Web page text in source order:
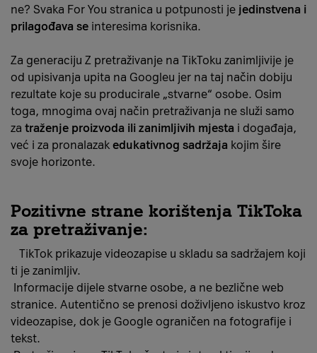
ne? Svaka For You stranica u potpunosti je jedinstvena i
prilagođava se interesima korisnika.
Za generaciju Z pretraživanje na TikToku zanimljivije je
od upisivanja upita na Googleu jer na taj način dobiju
rezultate koje su producirale „stvarne“ osobe. Osim
toga, mnogima ovaj način pretraživanja ne služi samo
za traženje proizvoda ili zanimljivih mjesta i događaja,
već i za pronalazak edukativnog sadržaja kojim šire
svoje horizonte.
Pozitivne strane korištenja TikToka
za pretraživanje:
TikTok prikazuje videozapise u skladu sa sadržajem koji
ti je zanimljiv.
Informacije dijele stvarne osobe, a ne bezlične web
stranice. Autentično se prenosi doživljeno iskustvo kroz
videozapise, dok je Google ograničen na fotografije i
tekst.